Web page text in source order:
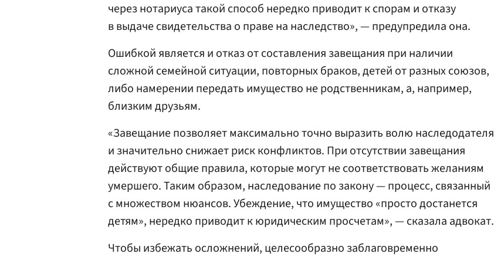
через нотариуса такой способ нередко приводит к спорам и отказу
в выдаче свидетельства о праве на наследство», — предупредила она.
Ошибкой является и отказ от составления завещания при наличии
сложной семейной ситуации, повторных браков, детей от разных союзов,
либо намерении передать имущество не родственникам, а, например,
близким друзьям.
«Завещание позволяет максимально точно выразить волю наследодателя
и значительно снижает риск конфликтов. При отсутствии завещания
действуют общие правила, которые могут не соответствовать желаниям
умершего. Таким образом, наследование по закону — процесс, связанный
с множеством нюансов. Убеждение, что имущество «просто достанется
детям», нередко приводит к юридическим просчетам», — сказала адвокат.
Чтобы избежать осложнений, целесообразно заблаговременно